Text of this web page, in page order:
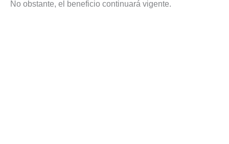
No obstante, el beneficio continuará vigente.